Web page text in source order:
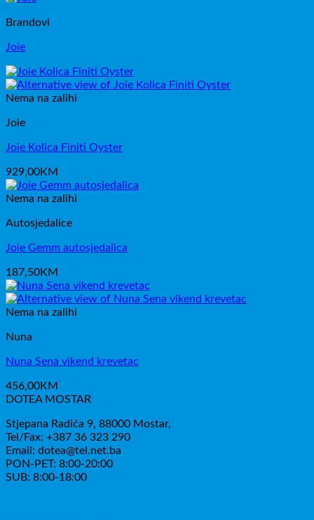
Brandovi
Joie
Nema na zalihi
Joie
Joie Kolica Finiti Oyster
929,00KM
Nema na zalihi
Autosjedalice
Joie Gemm autosjedalica
187,50KM
Nema na zalihi
Nuna
Nuna Sena vikend krevetac
456,00KM
DOTEA MOSTAR
Stjepana Radića 9, 88000 Mostar,
Tel/Fax: +387 36 323 290
Email: dotea@tel.net.ba
PON-PET: 8:00-20:00
SUB: 8:00-18:00